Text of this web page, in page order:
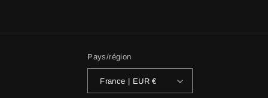
Pays/région
France | EUR €